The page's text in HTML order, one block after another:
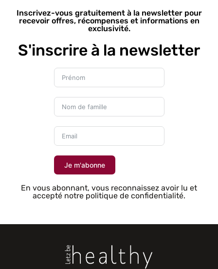
Inscrivez-vous gratuitement à la newsletter pour
recevoir offres, récompenses et informations en
exclusivité.
S'inscrire à la newsletter
Je m'abonne
En vous abonnant, vous reconnaissez avoir lu et
accepté notre politique de confidentialité.